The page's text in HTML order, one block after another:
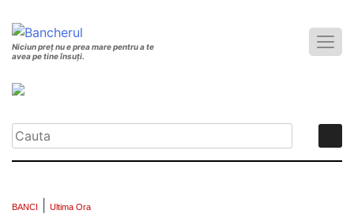
Niciun preț nu e prea mare pentru a te
avea pe tine însuți.
BANCI Ultima Ora